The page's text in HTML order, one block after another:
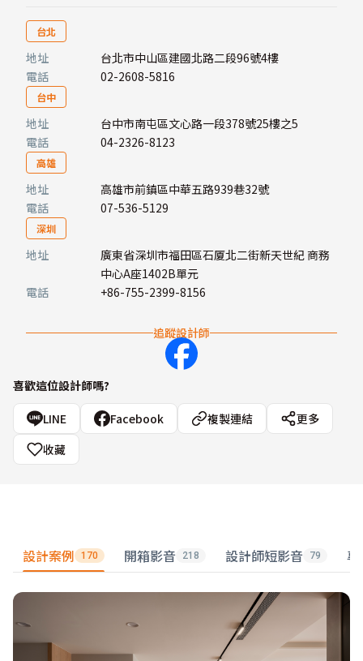
台北
地址
台北市中山區建國北路二段96號4樓
電話
02-2608-5816
台中
地址
台中市南屯區文心路一段378號25樓之5
電話
04-2326-8123
高雄
地址
高雄市前鎮區中華五路939巷32號
電話
07-536-5129
深圳
地址
廣東省深圳市福田區石厦北二街新天世紀 商務
中心A座1402B單元
電話
+86-755-2399-8156
追蹤設計師
喜歡這位設計師嗎?
LINE Facebook 複製連結
更多
收藏
設計案例 170 開箱影音 218 設計師短影音 79